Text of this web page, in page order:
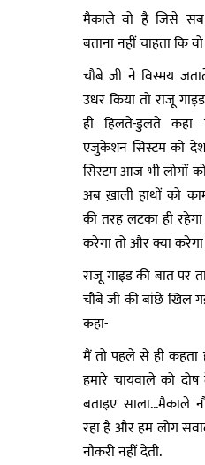
मैकाले वो है जिसे
बताना नहीं चाहता कि
चौबे जी ने विस्मय
उधर किया तो राजू
ही हिलते-डुलते
एजुकेशन सिस्टम को
सिस्टम आज भी लोगों
अब ख़ाली हाथों को
की तरह लटका ही रहेगा
करेगा तो और क्या
राजू गाइड की बात पर
चौबे जी की बांछे खिल
कहा-
मैं तो पहले से ही
हमारे चायवाले को
बताइए साला...मैकाले
रहा है और हम लोग
नौकरी नहीं देती.